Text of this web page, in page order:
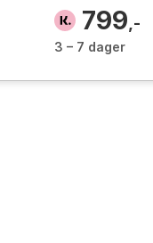
799,-
3 – 7 dager